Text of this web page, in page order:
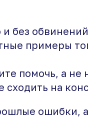
и без
примеры
помочь, а не
сходить на
ошибки,